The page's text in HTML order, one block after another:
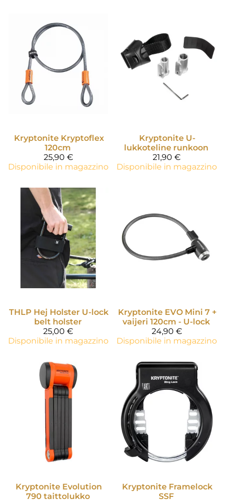
Kryptonite Kryptoflex
120cm
25,90 €
Disponibile in magazzino
Kryptonite U-
lukkoteline runkoon
21,90 €
Disponibile in magazzino
THLP Hej Holster U-lock
belt holster
25,00 €
Disponibile in magazzino
Kryptonite EVO Mini 7 +
vaijeri 120cm - U-lock
24,90 €
Disponibile in magazzino
Kryptonite Evolution
790 taittolukko
Kryptonite Framelock
SSF